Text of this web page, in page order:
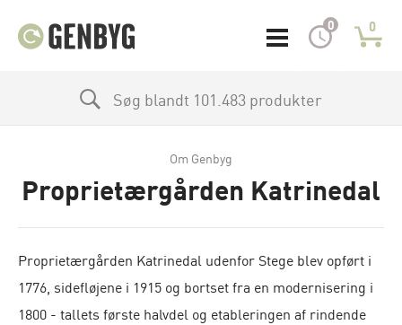
0 0
Søg blandt 101.483 produkter
Om Genbyg
Proprietærgården Katrinedal
Proprietærgården Katrinedal udenfor Stege blev opført i
1776, sidefløjene i 1915 og bortset fra en modernisering i
1800 - tallets første halvdel og etableringen af rindende